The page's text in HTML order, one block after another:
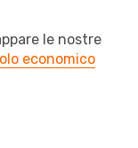
le nostre
economico